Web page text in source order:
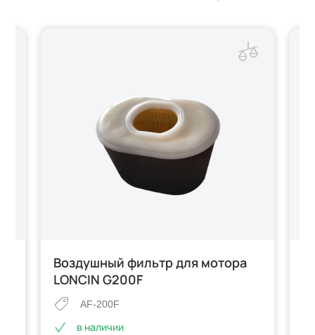
Воздушный фильтр для мотора
LONCIN G200F
AF-200F
в наличии